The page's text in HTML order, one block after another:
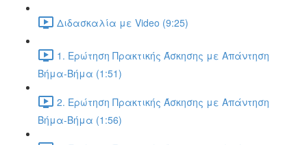
Διδασκαλία με Video (9:25)
1. Ερώτηση Πρακτικής Άσκησης με Απάντηση
Βήμα-Βήμα (1:51)
2. Ερώτηση Πρακτικής Άσκησης με Απάντηση
Βήμα-Βήμα (1:56)